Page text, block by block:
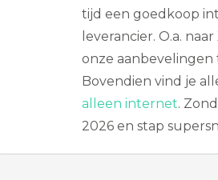
tijd een goedkoop
leverancier. O.a.
onze aanbevelingen
Bovendien vind je
alleen internet.
2026 en stap